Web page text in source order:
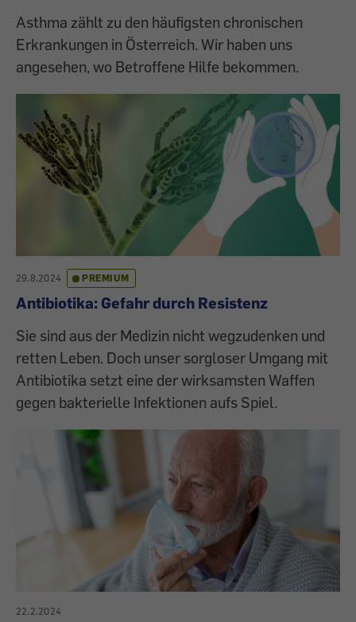
Asthma zählt zu den häufigsten chronischen
Erkrankungen in Österreich. Wir haben uns
angesehen, wo Betroffene Hilfe bekommen.
29.8.2024 PREMIUM
Antibiotika: Gefahr durch Resistenz
Sie sind aus der Medizin nicht wegzudenken und
retten Leben. Doch unser sorgloser Umgang mit
Antibiotika setzt eine der wirksamsten Waffen
gegen bakterielle Infektionen aufs Spiel.
22.2.2024